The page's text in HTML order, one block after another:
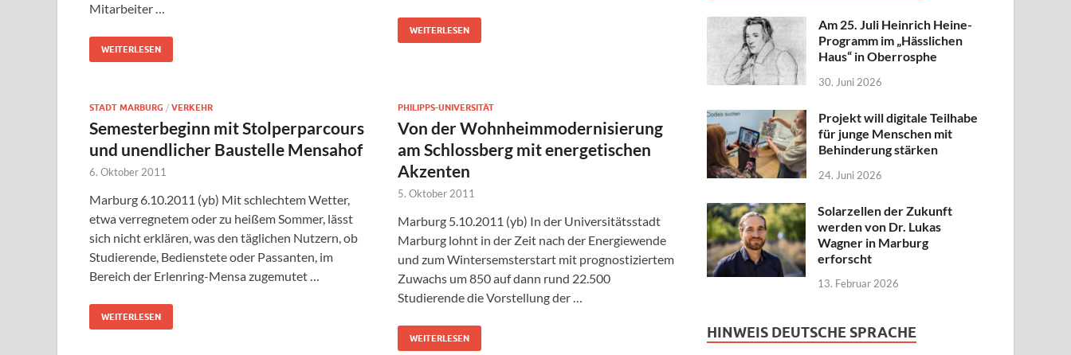
Mitarbeiter …
WEITERLESEN
WEITERLESEN
STADT MARBURG / VERKEHR
Semesterbeginn mit Stolperparcours
und unendlicher Baustelle Mensahof
6. Oktober 2011
Marburg 6.10.2011 (yb) Mit schlechtem Wetter,
etwa verregnetem oder zu heißem Sommer, lässt
sich nicht erklären, was den täglichen Nutzern, ob
Studierende, Bedienstete oder Passanten, im
Bereich der Erlenring-Mensa zugemutet …
WEITERLESEN
PHILIPPS-UNIVERSITÄT
Von der Wohnheimmodernisierung
am Schlossberg mit energetischen
Akzenten
5. Oktober 2011
Marburg 5.10.2011 (yb) In der Universitätsstadt
Marburg lohnt in der Zeit nach der Energiewende
und zum Wintersemsterstart mit prognostiziertem
Zuwachs um 850 auf dann rund 22.500
Studierende die Vorstellung der …
WEITERLESEN
Am 25. Juli Heinrich Heine-
Programm im „Hässlichen
Haus“ in Oberrosphe
30. Juni 2026
Projekt will digitale Teilhabe
für junge Menschen mit
Behinderung stärken
24. Juni 2026
Solarzellen der Zukunft
werden von Dr. Lukas
Wagner in Marburg
erforscht
13. Februar 2026
HINWEIS DEUTSCHE SPRACHE